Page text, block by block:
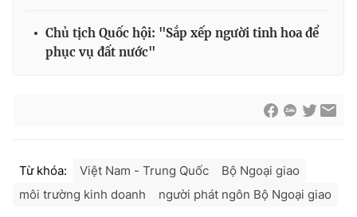
Chủ tịch Quốc hội: "Sắp xếp người tinh hoa để
phục vụ đất nước"
Từ khóa: Việt Nam - Trung Quốc
Bộ Ngoại giao
môi trường kinh doanh
người phát ngôn Bộ Ngoại giao